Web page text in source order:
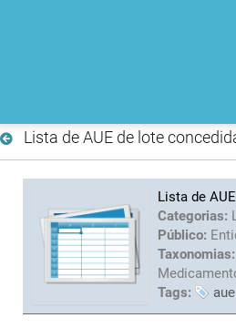
Lista de AUE de lote
Lista de
Categorias:
Público:
Taxonomias:
Tags:
aue